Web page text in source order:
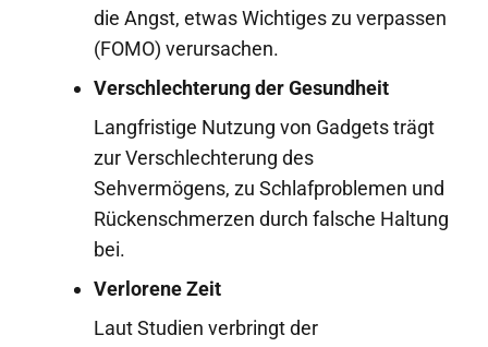
die Angst, etwas Wichtiges zu verpassen
(FOMO) verursachen.
Verschlechterung der Gesundheit
Langfristige Nutzung von Gadgets trägt
zur Verschlechterung des
Sehvermögens, zu Schlafproblemen und
Rückenschmerzen durch falsche Haltung
bei.
Verlorene Zeit
Laut Studien verbringt der